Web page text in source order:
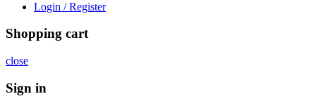
Login / Register
Shopping cart
close
Sign in